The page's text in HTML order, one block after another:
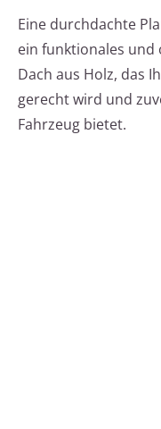
Eine durchdachte
ein funktionales
Dach aus Holz, das
gerecht wird und
Fahrzeug bietet.